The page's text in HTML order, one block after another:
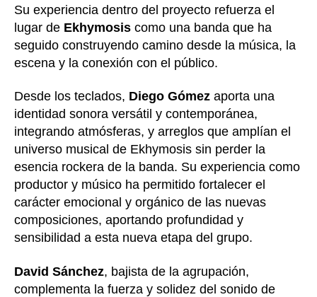
Su experiencia dentro del proyecto refuerza el
lugar de Ekhymosis como una banda que ha
seguido construyendo camino desde la música, la
escena y la conexión con el público.
Desde los teclados, Diego Gómez aporta una
identidad sonora versátil y contemporánea,
integrando atmósferas, y arreglos que amplían el
universo musical de Ekhymosis sin perder la
esencia rockera de la banda. Su experiencia como
productor y músico ha permitido fortalecer el
carácter emocional y orgánico de las nuevas
composiciones, aportando profundidad y
sensibilidad a esta nueva etapa del grupo.
David Sánchez, bajista de la agrupación,
complementa la fuerza y solidez del sonido de